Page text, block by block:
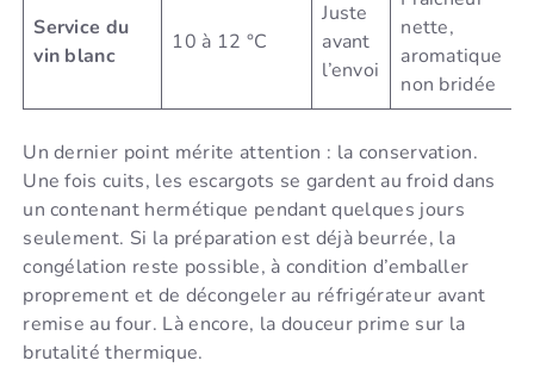
Service du
vin blanc
10 à 12 °C
Juste
avant
l’envoi
nette,
aromatique
non bridée
Un dernier point mérite attention : la conservation.
Une fois cuits, les escargots se gardent au froid dans
un contenant hermétique pendant quelques jours
seulement. Si la préparation est déjà beurrée, la
congélation reste possible, à condition d’emballer
proprement et de décongeler au réfrigérateur avant
remise au four. Là encore, la douceur prime sur la
brutalité thermique.